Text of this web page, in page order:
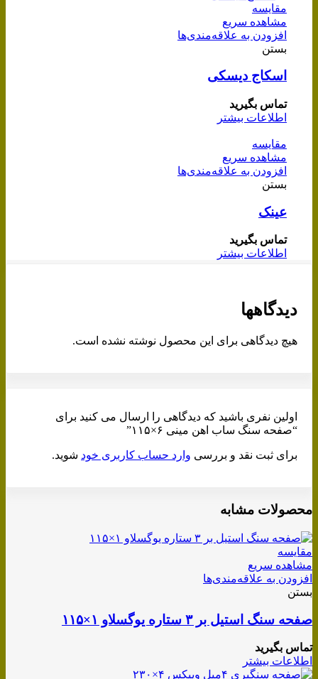
مقایسه
مشاهده سریع
افزودن به علاقه‌مندی‌ها
بستن
اسکاج دیسکی
تماس بگیرید
اطلاعات بیشتر
مقایسه
مشاهده سریع
افزودن به علاقه‌مندی‌ها
بستن
عینک
تماس بگیرید
اطلاعات بیشتر
دیدگاهها
هیچ دیدگاهی برای این محصول نوشته نشده است.
اولین نفری باشید که دیدگاهی را ارسال می کنید برای
“صفحه سنگ ساب اهن مینی ۶×۱۱۵”
برای ثبت نقد و بررسی وارد حساب کاربری خود شوید.
محصولات مشابه
مقایسه
مشاهده سریع
افزودن به علاقه‌مندی‌ها
بستن
صفحه سنگ استیل بر ۳ ستاره یوگسلاو ۱×۱۱۵
تماس بگیرید
اطلاعات بیشتر